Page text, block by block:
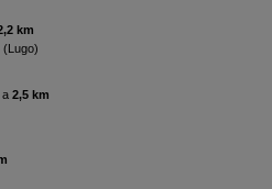
km
(Lugo)
a 2,5 km